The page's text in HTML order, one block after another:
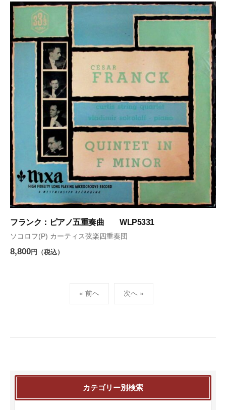
フランク：ピアノ五重奏曲 WLP5331
ソコロフ(P) カーティス弦楽四重奏団
8,800円（税込）
送
« 前へ 次へ »
カテゴリー別検索